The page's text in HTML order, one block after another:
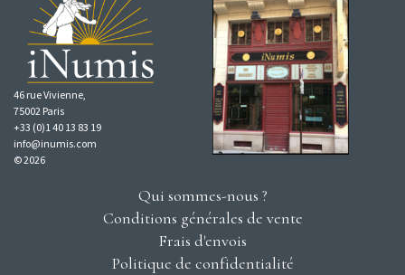
46 rue Vivienne,
75002 Paris
+33 (0)1 40 13 83 19
info@inumis.com
© 2026
Qui sommes-nous ?
Conditions générales de vente
Frais d'envois
Politique de confidentialité